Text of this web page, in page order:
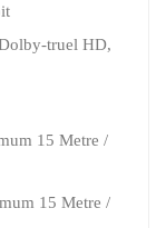
truel HD,
15 Metre /
15 Metre /